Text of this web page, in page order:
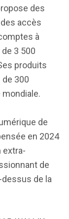
des
accès
à
3 500
produits
300
de
en 2024
extra-
de
dessus de la